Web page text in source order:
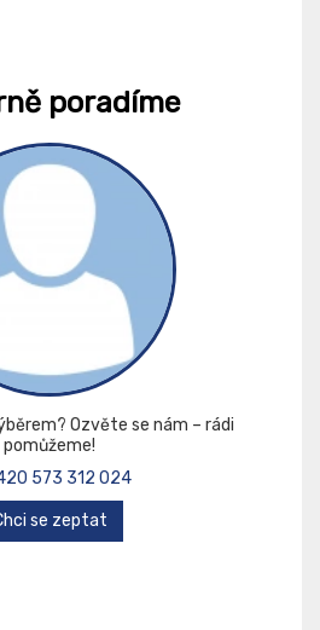
poradíme
Ozvěte se nám – rádi
pomůžeme!
573 312 024
se zeptat